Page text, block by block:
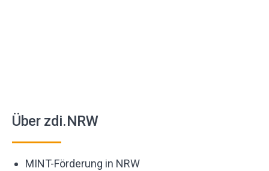
Über zdi.NRW
MINT-Förderung in NRW